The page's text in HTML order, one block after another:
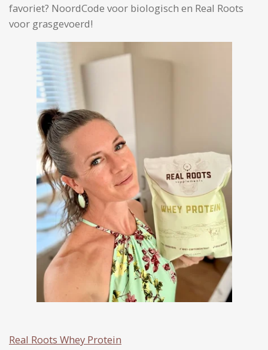
favoriet? NoordCode voor biologisch en Real Roots
voor grasgevoerd!
Real Roots Whey Protein